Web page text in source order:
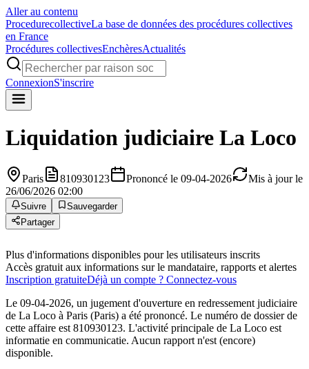
Aller au contenu
ProcedurecollectiveLa base de données des procédures collectives
en France
Procédures collectivesEnchèresActualités
ConnexionS'inscrire
Liquidation judiciaire La Loco
Paris 810930123 Prononcé le 09-04-2026
Mis à jour le
26/06/2026 02:00
Suivre
Sauvegarder
Partager
Plus d'informations disponibles pour les utilisateurs inscrits
Accès gratuit aux informations sur le mandataire, rapports et alertes
Inscription gratuiteDéjà un compte ? Connectez-vous
Le 09-04-2026, un jugement d'ouverture en redressement judiciaire
de La Loco à Paris (Paris) a été prononcé. Le numéro de dossier de
cette affaire est 810930123. L'activité principale de La Loco est
informatie en communicatie. Aucun rapport n'est (encore)
disponible.